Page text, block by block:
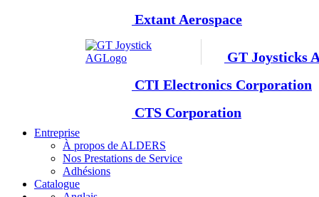
Extant Aerospace
GT Joysticks
CTI Electronics Corporation
CTS Corporation
Entreprise
À propos de ALDERS
Nos Prestations de Service
Adhésions
Catalogue